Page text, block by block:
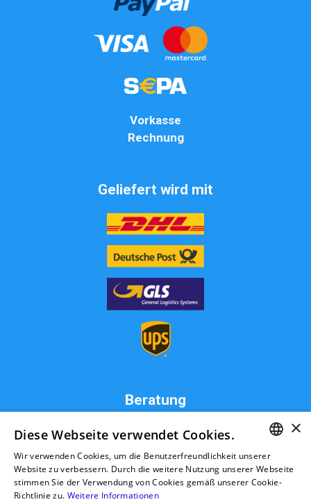
Vorkasse
Rechnung
Geliefert wird mit
Beratung
MW Live KFZ Teile GmbH
31234 Edemissen
Deutschland
info@ttk-ac.de
GERMAN
RUSSIAN
×
Diese Webseite verwendet Cookies.
Wir verwenden Cookies, um die Benutzerfreundlichkeit unserer
Website zu verbessern. Durch die weitere Nutzung unserer Webseite
stimmen Sie der Verwendung von Cookies gemäß unserer Cookie-
Richtlinie zu. Weitere Informationen